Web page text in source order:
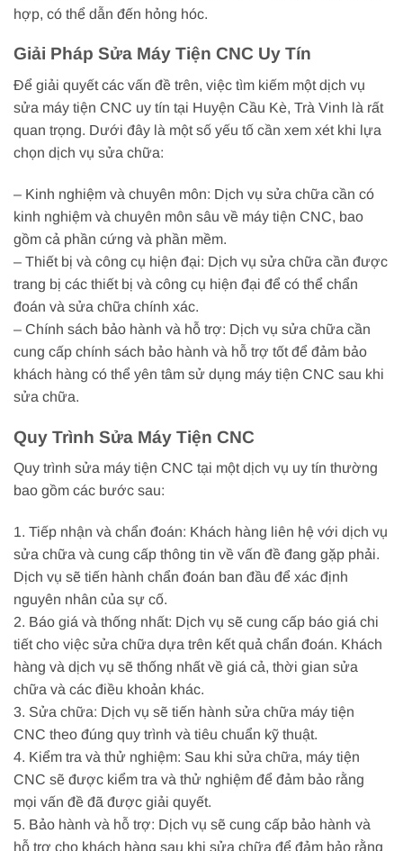
hợp, có thể dẫn đến hỏng hóc.
Giải Pháp Sửa Máy Tiện CNC Uy Tín
Để giải quyết các vấn đề trên, việc tìm kiếm một dịch vụ
sửa máy tiện CNC uy tín tại Huyện Cầu Kè, Trà Vinh là rất
quan trọng. Dưới đây là một số yếu tố cần xem xét khi lựa
chọn dịch vụ sửa chữa:
– Kinh nghiệm và chuyên môn: Dịch vụ sửa chữa cần có
kinh nghiệm và chuyên môn sâu về máy tiện CNC, bao
gồm cả phần cứng và phần mềm.
– Thiết bị và công cụ hiện đại: Dịch vụ sửa chữa cần được
trang bị các thiết bị và công cụ hiện đại để có thể chẩn
đoán và sửa chữa chính xác.
– Chính sách bảo hành và hỗ trợ: Dịch vụ sửa chữa cần
cung cấp chính sách bảo hành và hỗ trợ tốt để đảm bảo
khách hàng có thể yên tâm sử dụng máy tiện CNC sau khi
sửa chữa.
Quy Trình Sửa Máy Tiện CNC
Quy trình sửa máy tiện CNC tại một dịch vụ uy tín thường
bao gồm các bước sau:
1. Tiếp nhận và chẩn đoán: Khách hàng liên hệ với dịch vụ
sửa chữa và cung cấp thông tin về vấn đề đang gặp phải.
Dịch vụ sẽ tiến hành chẩn đoán ban đầu để xác định
nguyên nhân của sự cố.
2. Báo giá và thống nhất: Dịch vụ sẽ cung cấp báo giá chi
tiết cho việc sửa chữa dựa trên kết quả chẩn đoán. Khách
hàng và dịch vụ sẽ thống nhất về giá cả, thời gian sửa
chữa và các điều khoản khác.
3. Sửa chữa: Dịch vụ sẽ tiến hành sửa chữa máy tiện
CNC theo đúng quy trình và tiêu chuẩn kỹ thuật.
4. Kiểm tra và thử nghiệm: Sau khi sửa chữa, máy tiện
CNC sẽ được kiểm tra và thử nghiệm để đảm bảo rằng
mọi vấn đề đã được giải quyết.
5. Bảo hành và hỗ trợ: Dịch vụ sẽ cung cấp bảo hành và
hỗ trợ cho khách hàng sau khi sửa chữa để đảm bảo rằng